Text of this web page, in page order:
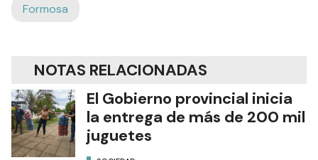
Formosa
NOTAS RELACIONADAS
El Gobierno provincial inicia
la entrega de más de 200 mil
juguetes